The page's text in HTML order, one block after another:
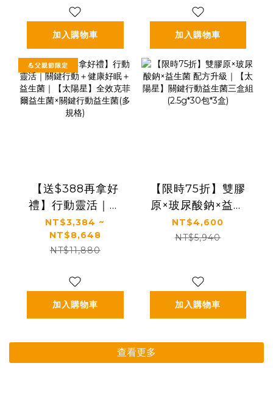
加入購物車 加入購物車
💪父親節限定
【送$388再拿好
禮】行動靈活｜關
鍵行動＋健康好眠
＋益生菌｜【太陽
星】全效克菲爾益
菌(多規格)
NT$3,384 ~
NT$8,648
NT$11,880
加入購物車
【限時75折】雙膠
原×玻尿酸鈉×益生
菌 配方升級｜【太
陽星】關鍵行動益
NT$4,600
NT$5,940
加入購物車
查看更多